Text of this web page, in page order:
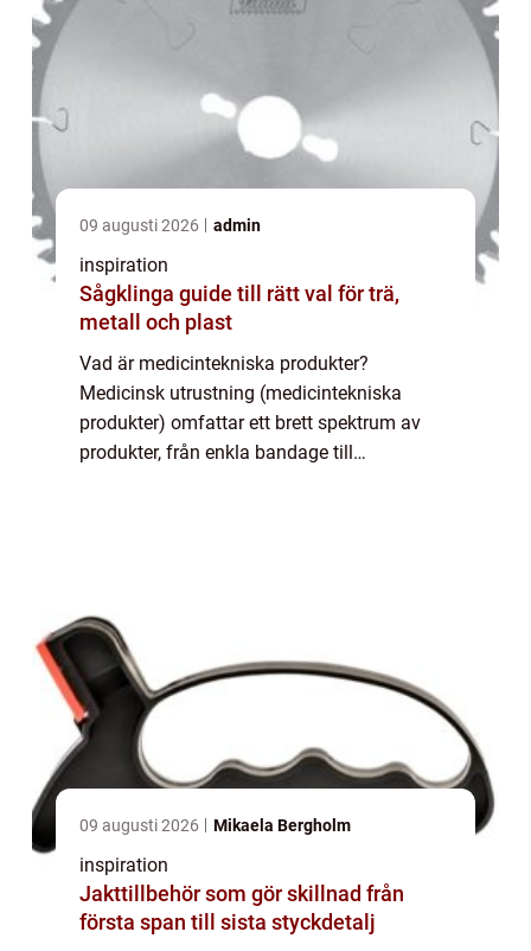
09 augusti 2026 admin
inspiration
Sågklinga guide till rätt val för trä,
metall och plast
Vad är medicintekniska produkter?
Medicinsk utrustning (medicintekniska
produkter) omfattar ett brett spektrum av
produkter, från enkla bandage till
09 augusti 2026 Mikaela Bergholm
inspiration
Jakttillbehör som gör skillnad från
första span till sista styckdetalj